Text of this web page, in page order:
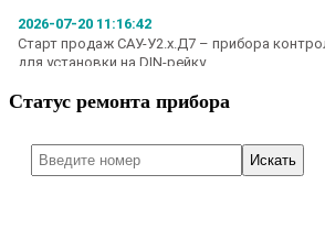
Статус ремонта прибора